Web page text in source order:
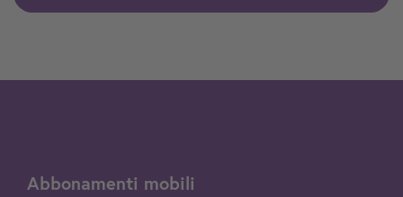
Abbonamenti mobili